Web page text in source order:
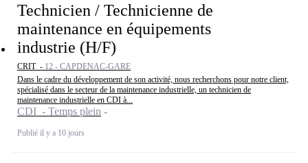
Technicien / Technicienne de
maintenance en équipements
industrie (H/F)
CRIT - 12 - CAPDENAC-GARE
Dans le cadre du développement de son activité, nous recherchons pour notre client,
spécialisé dans le secteur de la maintenance industrielle, un technicien de
maintenance industrielle en CDI à...
CDI - Temps plein
Publié il y a 10 jours